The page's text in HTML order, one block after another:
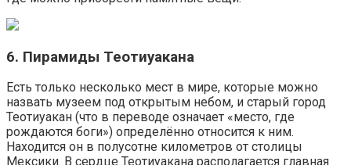
6. Пирамиды Теотиуакана
Есть только несколько мест в мире, которые можно
назвать музеем под открытым небом, и старый город
Теотиуакан (что в переводе означает «место, где
рождаются боги») определённо относится к ним.
Находится он в полусотне километров от столицы
Мексики. В сердце Теотиуакана располагается главная